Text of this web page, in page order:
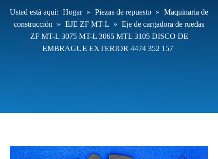
Usted está aquí: Hogar » Piezas de repuesto » Maquinaria de
construcción
» EJE ZF MT-L » Eje de cargadora de ruedas
ZF MT-L 3075 MT-L 3065 MTL 3105 DISCO DE
EMBRAGUE EXTERIOR 4474 352 157